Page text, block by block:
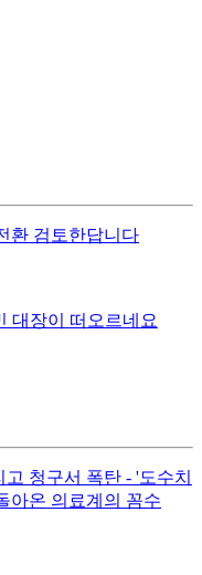
환 검토한답니다
대장이 떠오르네요
청구서 폭탄 - '도수치
아온 의료계의 꼼수